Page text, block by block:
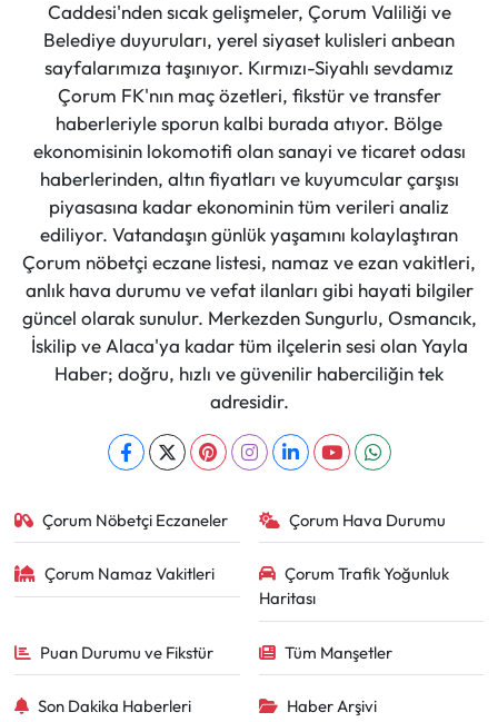
Caddesi'nden sıcak gelişmeler, Çorum Valiliği ve
Belediye duyuruları, yerel siyaset kulisleri anbean
sayfalarımıza taşınıyor. Kırmızı-Siyahlı sevdamız
Çorum FK'nın maç özetleri, fikstür ve transfer
haberleriyle sporun kalbi burada atıyor. Bölge
ekonomisinin lokomotifi olan sanayi ve ticaret odası
haberlerinden, altın fiyatları ve kuyumcular çarşısı
piyasasına kadar ekonominin tüm verileri analiz
ediliyor. Vatandaşın günlük yaşamını kolaylaştıran
Çorum nöbetçi eczane listesi, namaz ve ezan vakitleri,
anlık hava durumu ve vefat ilanları gibi hayati bilgiler
güncel olarak sunulur. Merkezden Sungurlu, Osmancık,
İskilip ve Alaca'ya kadar tüm ilçelerin sesi olan Yayla
Haber; doğru, hızlı ve güvenilir haberciliğin tek
adresidir.
Çorum Nöbetçi Eczaneler Çorum Hava Durumu
Çorum Namaz Vakitleri
Çorum Trafik Yoğunluk
Haritası
Puan Durumu ve Fikstür Tüm Manşetler
Son Dakika Haberleri Haber Arşivi